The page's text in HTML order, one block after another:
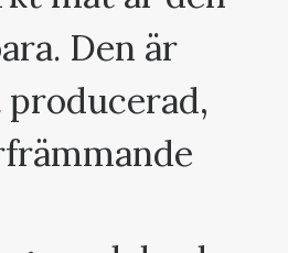
Den är